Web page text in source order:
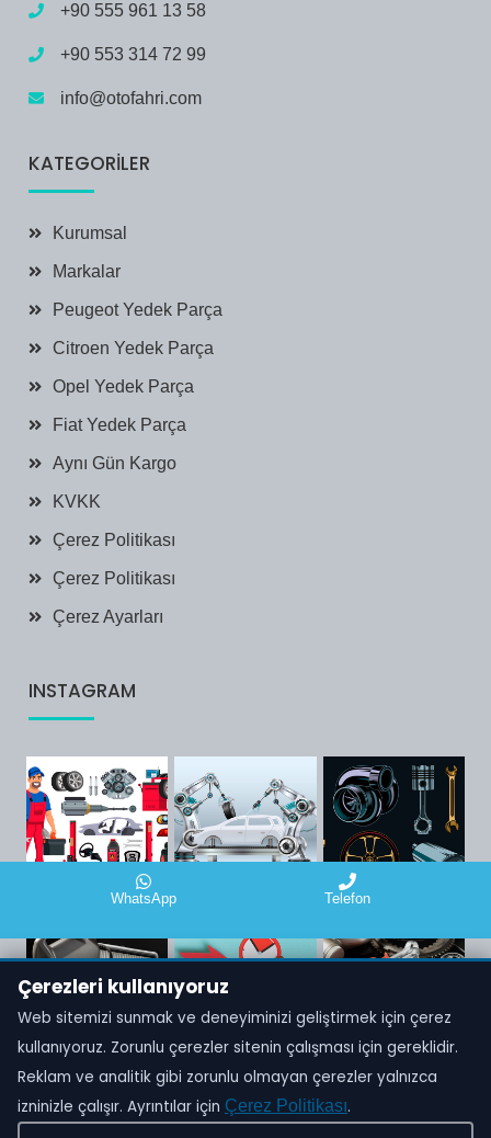
+90 555 961 13 58
+90 553 314 72 99
info@otofahri.com
KATEGORILER
Kurumsal
Markalar
Peugeot Yedek Parça
Citroen Yedek Parça
Opel Yedek Parça
Fiat Yedek Parça
Aynı Gün Kargo
KVKK
Çerez Politikası
Çerez Politikası
Çerez Ayarları
INSTAGRAM
WhatsApp Telefon
Çerezleri kullanıyoruz
Web sitemizi sunmak ve deneyiminizi geliştirmek için çerez
kullanıyoruz. Zorunlu çerezler sitenin çalışması için gereklidir.
Reklam ve analitik gibi zorunlu olmayan çerezler yalnızca
izninizle çalışır. Ayrıntılar için Çerez Politikası.